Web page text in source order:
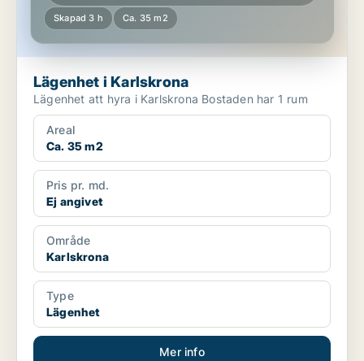
Skapad 3 h Ca. 35 m2
Lägenhet i Karlskrona
Lägenhet att hyra i Karlskrona Bostaden har 1 rum
Areal
Ca. 35 m2
Pris pr. md.
Ej angivet
Område
Karlskrona
Type
Lägenhet
Mer info